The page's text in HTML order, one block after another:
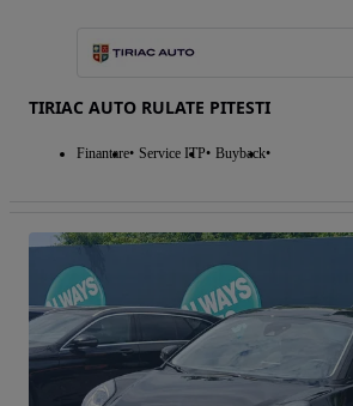
TIRIAC AUTO RULATE PITESTI
Finantare Service ITP Buyback